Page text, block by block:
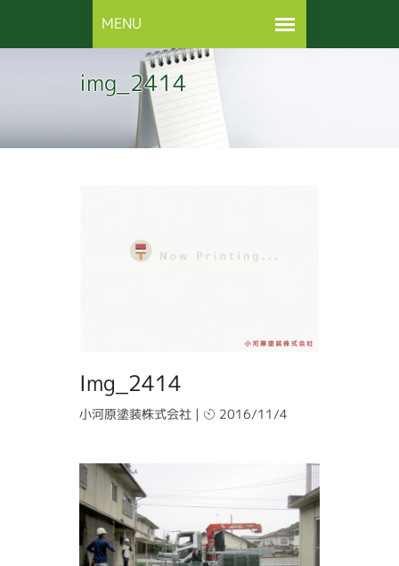
img_2414
Img_2414
小河原塗装株式会社 | 2016/11/4